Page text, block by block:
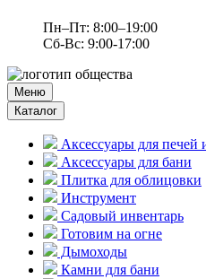
Пн–Пт: 8:00–19:00
Сб-Вс: 9:00-17:00
Меню
Каталог
Аксессуары для печей
Аксессуары для бани
Плитка для облицовки
Инструмент
Садовый инвентарь
Готовим на огне
Дымоходы
Камни для бани